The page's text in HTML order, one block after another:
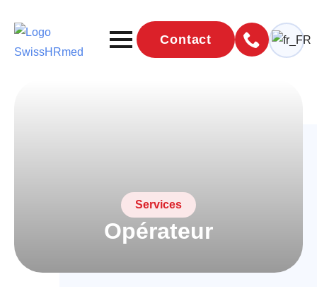
Contact
Services
Opérateur